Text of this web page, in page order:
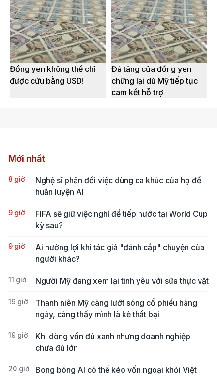
Đồng yen không thể chỉ
được cứu bằng USD!
Đà tăng của đồng yen
chững lại dù Mỹ tiếp tục
cam kết hỗ trợ
Mới nhất
8 giờ
Nghệ sĩ phản đối việc dùng ca khúc của họ để
huấn luyện AI
9 giờ
FIFA sẽ giữ việc nghỉ để tiếp nước tại World Cup
kỳ sau?
9 giờ
Ai hưởng lợi khi tác giả "đánh cắp" chuyện của
người khác?
11 giờ Người Mỹ đang xem lại tình yêu với sữa thực vật
19 giờ
Thanh niên Mỹ càng lướt sóng cổ phiếu hàng
ngày, càng thấy mình là kẻ thất bại
19 giờ
Khi dòng vốn đủ xanh nhưng doanh nghiệp
chưa đủ lớn
20 giờ
Bong bóng AI có thể kéo vốn ngoại khỏi Việt